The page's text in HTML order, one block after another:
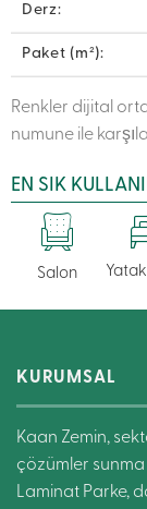
Derz:
Paket (m²):
Renkler dijital
numune ile
EN SIK
Salon
KURUMSAL
Kaan Zemin,
çözümler
Laminat Parke,